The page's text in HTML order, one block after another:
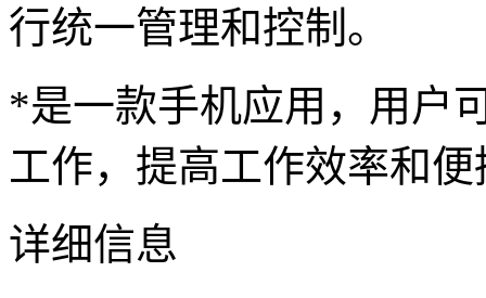
行统一管理和控制。
*是一款手机应用，用户
工作，提高工作效率和便
详细信息